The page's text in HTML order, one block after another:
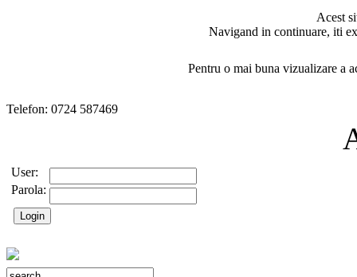
Acest
Navigand in continuare, iti
Pentru o mai buna vizualizare a
Telefon: 0724 587469
User:
Parola: